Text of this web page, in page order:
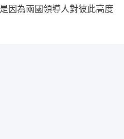
因為兩國領導人對彼此高度